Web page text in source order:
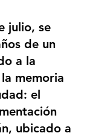
julio, se
de un
a la
memoria
el
ubicado a